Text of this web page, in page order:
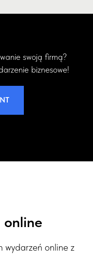
swoją firmą?
biznesowe!
online
wydarzeń online z